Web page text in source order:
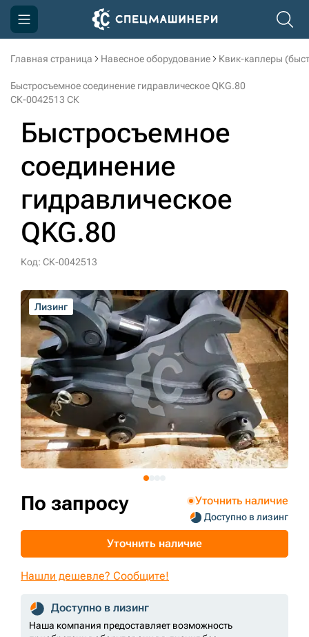
Главная страница Навесное оборудование Квик-каплеры
Быстросъемное соединение гидравлическое QKG.80
СК-0042513 СК
Быстросъемное
соединение
гидравлическое
QKG.80
Код: СК-0042513
Лизинг
Лизинг
Лизинг
Лизинг
По запросу Уточнить наличие
Доступно в лизинг
Уточнить наличие
Нашли дешевле? Сообщите!
Доступно в лизинг
Наша компания предоставляет возможность
Компания
Акции
Доставка и оплата
3D тур по производству
3D тур по складам
sksale@skdst.ru
+7 (499) 394-50-93